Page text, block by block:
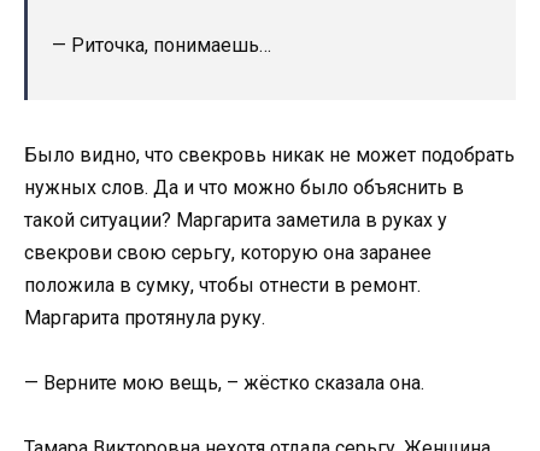
— Риточка, понимаешь…
Было видно, что свекровь никак не может подобрать
нужных слов. Да и что можно было объяснить в
такой ситуации? Маргарита заметила в руках у
свекрови свою серьгу, которую она заранее
положила в сумку, чтобы отнести в ремонт.
Маргарита протянула руку.
— Верните мою вещь, – жёстко сказала она.